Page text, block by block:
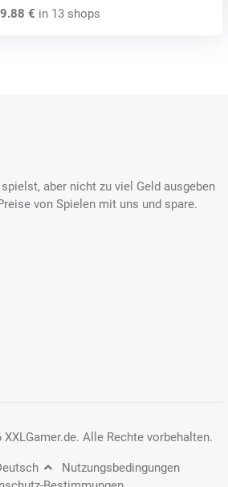
9.88 € in 13 shops
aber nicht zu viel Geld ausgeben
von Spielen mit uns und spare.
. Alle Rechte vorbehalten.
Nutzungsbedingungen